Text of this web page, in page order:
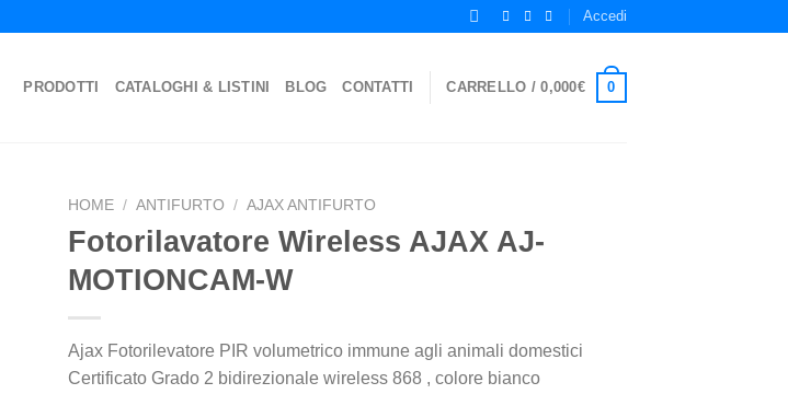
Accedi
PRODOTTI CATALOGHI & LISTINI BLOG CONTATTI CARRELLO /0,000€ 0
HOME / ANTIFURTO / AJAX ANTIFURTO
Fotorilavatore Wireless AJAX AJ-
MOTIONCAM-W
Ajax Fotorilevatore PIR volumetrico immune agli animali domestici
Certificato Grado 2 bidirezionale wireless 868 , colore bianco